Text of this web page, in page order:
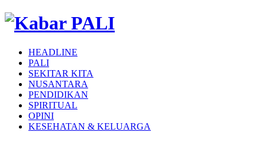
HEADLINE
PALI
SEKITAR KITA
NUSANTARA
PENDIDIKAN
SPIRITUAL
OPINI
KESEHATAN & KELUARGA